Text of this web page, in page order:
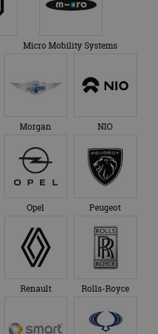
Micro Mobility Systems
Morgan NIO
Opel Peugeot
Renault Rolls-Royce